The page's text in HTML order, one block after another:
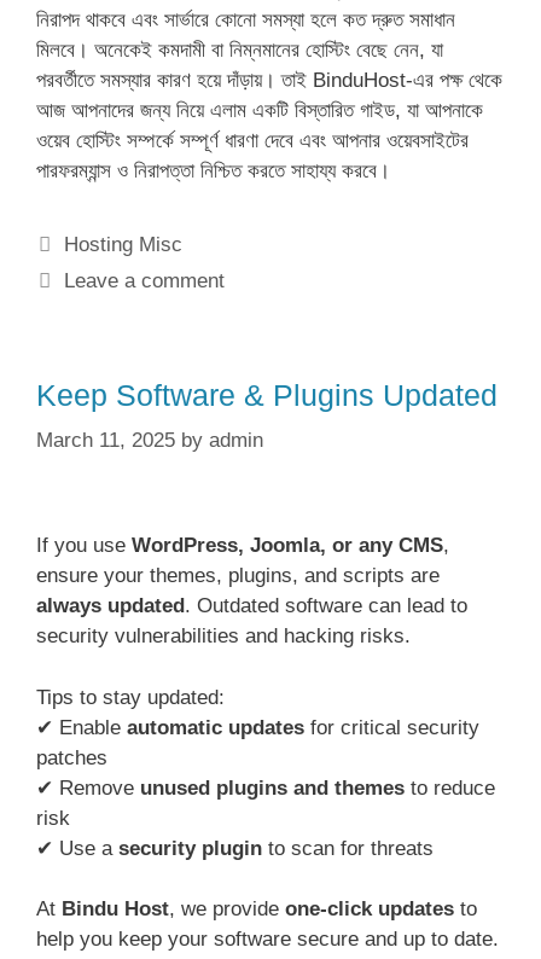
নিরাপদ থাকবে এবং সার্ভারে কোনো সমস্যা হলে কত দ্রুত সমাধান
মিলবে। অনেকেই কমদামী বা নিম্নমানের হোস্টিং বেছে নেন, যা
পরবর্তীতে সমস্যার কারণ হয়ে দাঁড়ায়। তাই BinduHost-এর পক্ষ থেকে
আজ আপনাদের জন্য নিয়ে এলাম একটি বিস্তারিত গাইড, যা আপনাকে
ওয়েব হোস্টিং সম্পর্কে সম্পূর্ণ ধারণা দেবে এবং আপনার ওয়েবসাইটের
পারফরম্যান্স ও নিরাপত্তা নিশ্চিত করতে সাহায্য করবে।
Categories
Hosting Misc
Leave a comment
Keep Software & Plugins Updated
March 11, 2025 by admin
If you use WordPress, Joomla, or any CMS,
ensure your themes, plugins, and scripts are
always updated . Outdated software can lead to
security vulnerabilities and hacking risks.
Tips to stay updated:
✔ Enable automatic updates for critical security
patches
✔ Remove unused plugins and themes to reduce
risk
✔ Use a security plugin to scan for threats
At Bindu Host, we provide one-click updates to
help you keep your software secure and up to date.